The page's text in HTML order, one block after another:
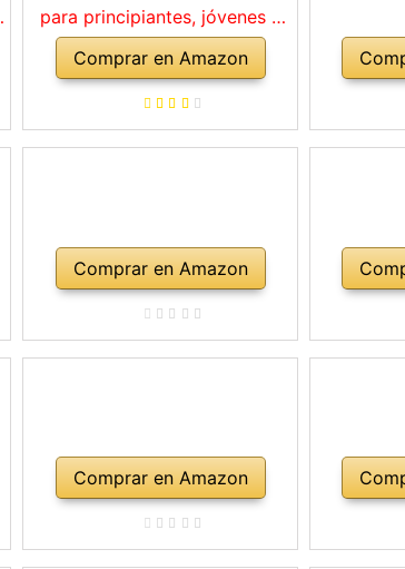
para principiantes, jóvenes y
adultos, violín macizo con
arco, colofonia, cuerdas de
repuesto, soporte para
hombro, maletín, abeto natural
Comprar en Amazon
Comprar en Amazon
Comprar en Amazon